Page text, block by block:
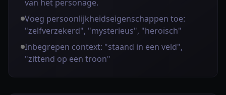
van het personage.
Voeg persoonlijkheidseigenschappen toe:
"zelfverzekerd", "mysterieus", "heroïsch"
Inbegrepen context: "staand in een veld",
"zittend op een troon"